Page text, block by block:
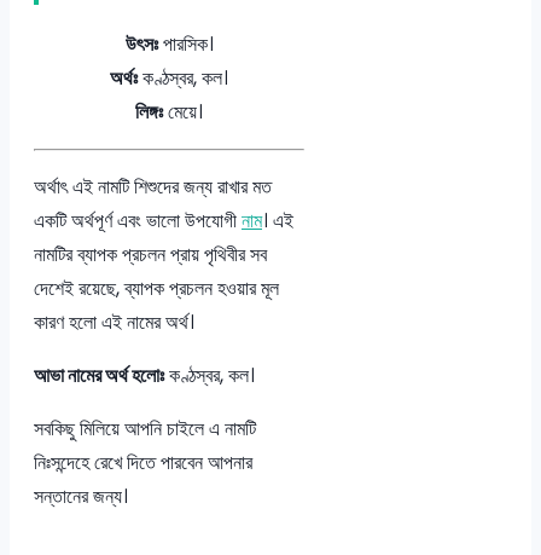
উৎসঃপারসিক।
অর্থঃকণ্ঠস্বর, কল।
লিঙ্গঃমেয়ে।
অর্থাৎ এই নামটি শিশুদের জন্য রাখার মত
একটি অর্থপূর্ণ এবং ভালো উপযোগীনাম। এই
নামটির ব্যাপক প্রচলন প্রায় পৃথিবীর সব
দেশেই রয়েছে, ব্যাপক প্রচলন হওয়ার মূল
কারণ হলো এই নামের অর্থ।
আভা নামের অর্থ হলোঃকণ্ঠস্বর, কল।
সবকিছু মিলিয়ে আপনি চাইলে এ নামটি
নিঃসন্দেহে রেখে দিতে পারবেন আপনার
সন্তানের জন্য।